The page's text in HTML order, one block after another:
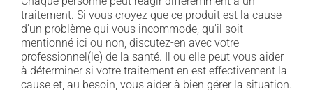
traitement. Si vous croyez que ce produit est la cause
d'un problème qui vous incommode, qu'il soit
mentionné ici ou non, discutez-en avec votre
professionnel(le) de la santé. Il ou elle peut vous aider
à déterminer si votre traitement en est effectivement la
cause et, au besoin, vous aider à bien gérer la situation.